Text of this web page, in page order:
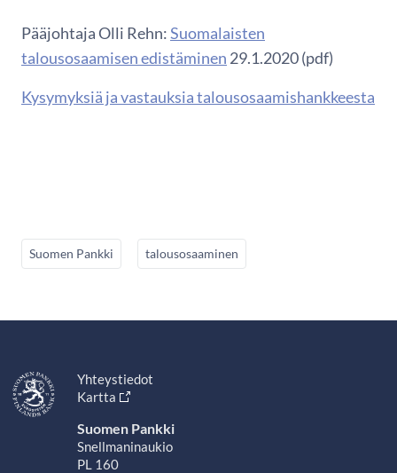
Pääjohtaja Olli Rehn:Suomalaisten
talousosaamisen edistäminen 29.1.2020 (pdf)
Kysymyksiä ja vastauksia talousosaamishankkeesta
Suomen Pankki talousosaaminen
Yhteystiedot
Kartta
Suomen Pankki
Snellmaninaukio
PL 160